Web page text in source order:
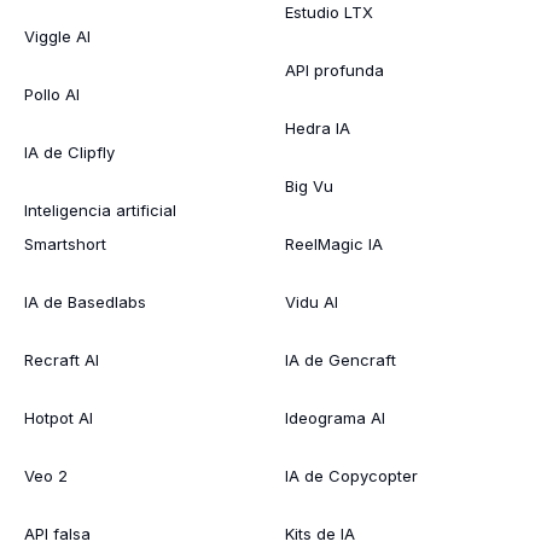
Viggle AI
Pollo AI
IA de Clipfly
Inteligencia artificial
Smartshort
IA de Basedlabs
Recraft AI
Hotpot AI
Veo 2
API falsa
Estudio LTX
API profunda
Hedra IA
Big Vu
ReelMagic IA
Vidu AI
IA de Gencraft
Ideograma AI
IA de Copycopter
Kits de IA